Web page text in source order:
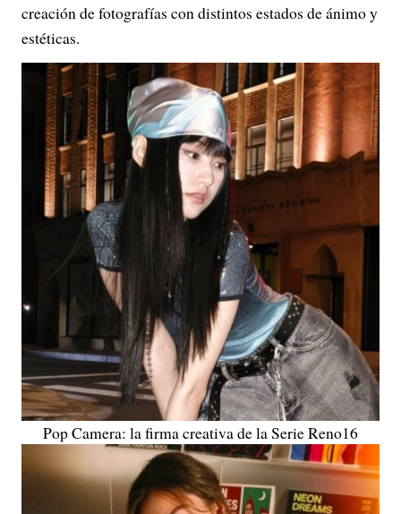
creación de fotografías con distintos estados de ánimo y
estéticas.
Pop Camera: la firma creativa de la Serie Reno16